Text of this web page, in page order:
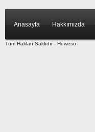
Anasayfa Hakkımızda
Tüm Hakları Saklıdır - Heweso